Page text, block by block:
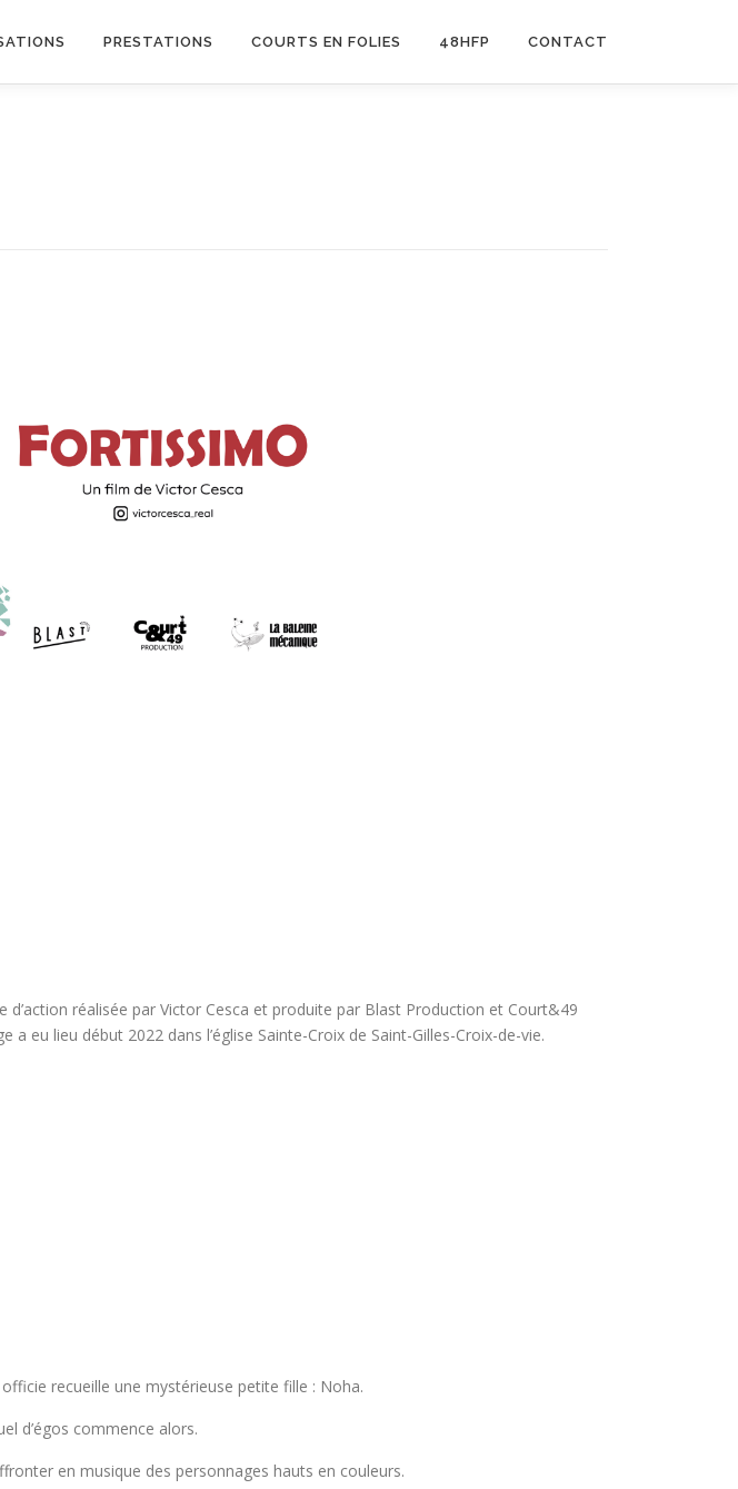
PRESTATIONS COURTS EN FOLIES 48HFP CONTACT
d’action réalisée par Victor Cesca et produite par Blast Production et Court&49
a eu lieu début 2022 dans l’église Sainte-Croix de Saint-Gilles-Croix-de-vie.
recueille une mystérieuse petite fille : Noha.
d’égos commence alors.
en musique des personnages hauts en couleurs.